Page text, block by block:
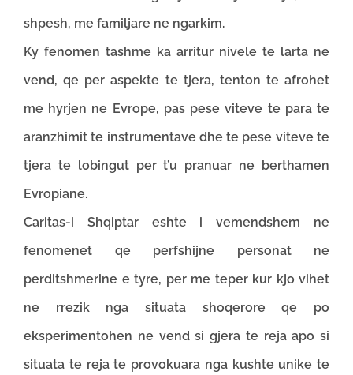
shpesh, me familjare ne ngarkim.
Ky fenomen tashme ka arritur nivele te larta ne
vend, qe per aspekte te tjera, tenton te afrohet
me hyrjen ne Evrope, pas pese viteve te para te
aranzhimit te instrumentave dhe te pese viteve te
tjera te lobingut per t’u pranuar ne berthamen
Evropiane.
Caritas-i Shqiptar eshte i vemendshem ne
fenomenet qe perfshijne personat ne
perditshmerine e tyre, per me teper kur kjo vihet
ne rrezik nga situata shoqerore qe po
eksperimentohen ne vend si gjera te reja apo si
situata te reja te provokuara nga kushte unike te